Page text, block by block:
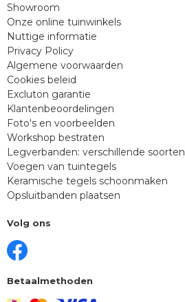
Showroom
Onze online tuinwinkels
Nuttige informatie
Privacy Policy
Algemene voorwaarden
Cookies beleid
Excluton garantie
Klantenbeoordelingen
Foto's en voorbeelden
Workshop bestraten
Legverbanden: verschillende soorten
Voegen van tuintegels
Keramische tegels schoonmaken
Opsluitbanden plaatsen
Volg ons
Betaalmethoden